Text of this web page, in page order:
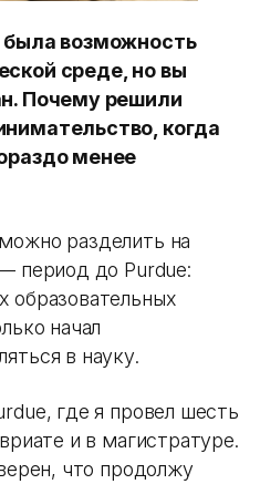
была возможность
среде, но вы
Почему решили
когда
менее
разделить на
период до Purdue:
начал
в науку.
где я провел шесть
и в магистратуре.
что продолжу